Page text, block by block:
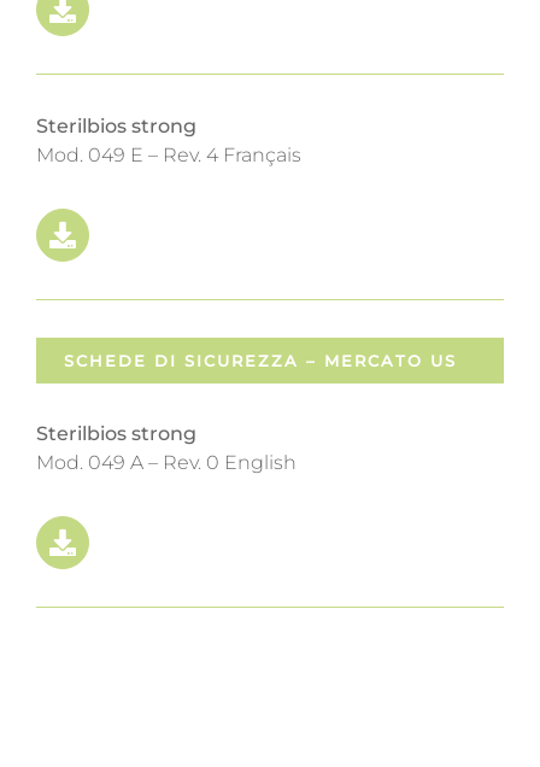
Sterilbios strong
Mod. 049 E – Rev. 4 Français
SCHEDE DI SICUREZZA – MERCATO US
Sterilbios strong
Mod. 049 A – Rev. 0 English